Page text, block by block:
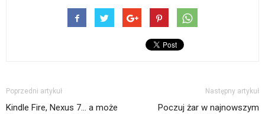
Poprzedni artykuł
Kindle Fire, Nexus 7… a może
Następny artykuł
Poczuj żar w najnowszym